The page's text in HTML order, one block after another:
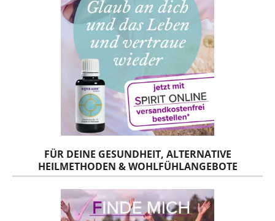
FÜR DEINE GESUNDHEIT, ALTERNATIVE
HEILMETHODEN & WOHLFÜHLANGEBOTE